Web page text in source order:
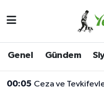
Genel Gündem
00:05 Ceza ve Tevkifevleri Genel Müdürü